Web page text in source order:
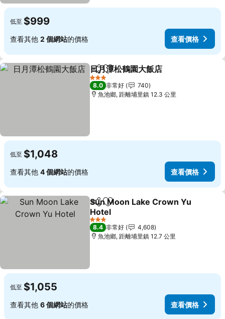
低至 $999
查看其他 2 個網站的價格 查看價格
分享 加入我的最愛
日月潭松鶴園大飯店
3 星級
8.0 非常好
740
魚池鄉, 距離埔里鎮 12.3 公里
低至 $1,048
查看其他 4 個網站的價格 查看價格
分享 加入我的最愛
Sun Moon Lake Crown Yu
Hotel
查看價格
3 星級
8.4 非常好
4,608
魚池鄉, 距離埔里鎮 12.7 公里
低至 $1,055
查看其他 6 個網站的價格 查看價格